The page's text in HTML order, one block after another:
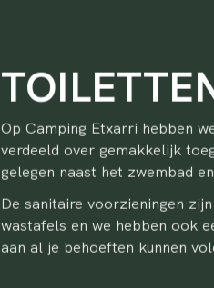
Op Camping Etxarri hebben
verdeeld over gemakkelijk
gelegen naast het zwembad
De sanitaire voorzieningen
wastafels en we hebben ook
aan al je behoeften kunnen